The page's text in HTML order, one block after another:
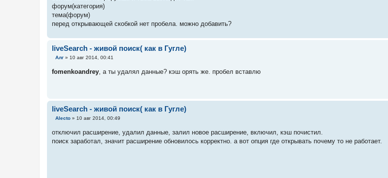
форум(категория)
тема(форум)
перед открывающей скобкой нет пробела. можно добавить?
liveSearch - живой поиск( как в Гугле)
С
б
Алг » 10 авг 2014, 00:41
fomenkoandrey , а ты удалял данные? кэш орять же. пробел вставлю
liveSearch - живой поиск( как в Гугле)
С
б
щ
Alecto » 10 авг 2014, 00:49
отключил расширение, удалил данные, залил новое расширение, включил, кэш почистил.
поиск заработал, значит расширение обновилось корректно. а вот опция где открывать почему то не работает.